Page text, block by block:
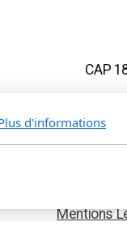
CAP
Mentions
d'informations